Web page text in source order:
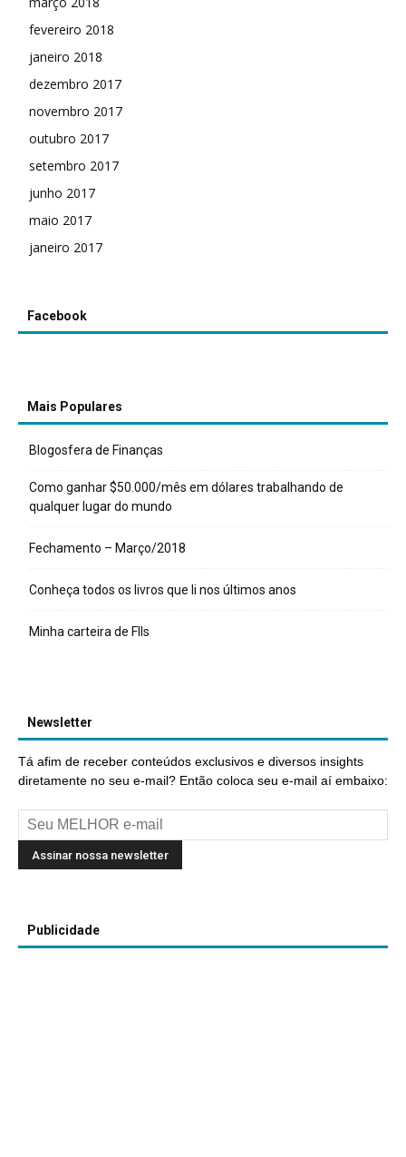
fevereiro 2018
janeiro 2018
dezembro 2017
novembro 2017
outubro 2017
setembro 2017
junho 2017
maio 2017
janeiro 2017
Facebook
Mais Populares
Blogosfera de Finanças
Como ganhar $50.000/mês em dólares trabalhando de
qualquer lugar do mundo
Fechamento – Março/2018
Conheça todos os livros que li nos últimos anos
Minha carteira de FIIs
Newsletter
Tá afim de receber conteúdos exclusivos e diversos insights
diretamente no seu e-mail? Então coloca seu e-mail aí embaixo:
Publicidade